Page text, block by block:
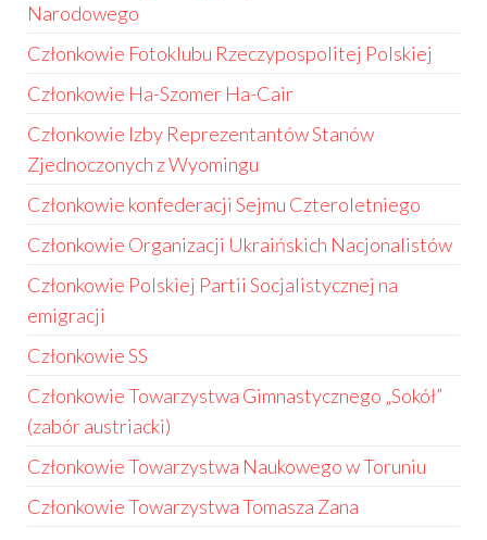
Narodowego
Członkowie Fotoklubu Rzeczypospolitej Polskiej
Członkowie Ha-Szomer Ha-Cair
Członkowie Izby Reprezentantów Stanów
Zjednoczonych z Wyomingu
Członkowie konfederacji Sejmu Czteroletniego
Członkowie Organizacji Ukraińskich Nacjonalistów
Członkowie Polskiej Partii Socjalistycznej na
emigracji
Członkowie SS
Członkowie Towarzystwa Gimnastycznego „Sokół”
(zabór austriacki)
Członkowie Towarzystwa Naukowego w Toruniu
Członkowie Towarzystwa Tomasza Zana